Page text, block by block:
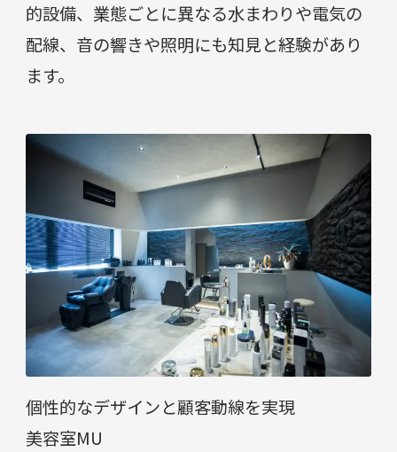
的設備、業態ごとに異なる水まわりや電気の
配線、音の響きや照明にも知見と経験があり
ます。
個性的なデザインと顧客動線を実現
美容室MU